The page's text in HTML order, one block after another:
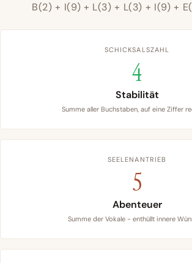
B(2) + I(9) + L(3) + L(3) + I(9) +
SCHICKSALSZAHL
4
Stabilität
Summe aller Buchstaben, auf eine Ziffer
SEELENANTRIEB
5
Abenteuer
Summe der Vokale - enthüllt innere